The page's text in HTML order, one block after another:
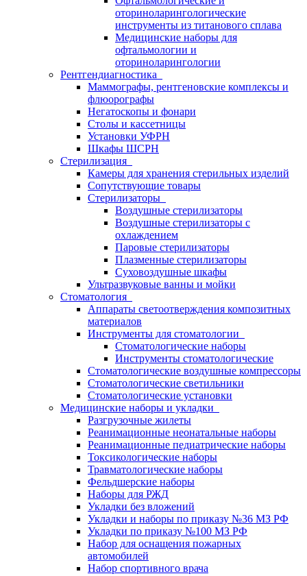
оториноларингологические
инструменты из титанового сплава
Медицинские наборы для
офтальмологии и
оториноларингологии
Рентгендиагностика
Маммографы, рентгеновские комплексы и
флюорографы
Негатоскопы и фонари
Столы и кассетницы
Установки УФРН
Шкафы ШСРН
Стерилизация
Камеры для хранения стерильных изделий
Сопутствующие товары
Стерилизаторы
Воздушные стерилизаторы
Воздушные стерилизаторы с
охлаждением
Паровые стерилизаторы
Плазменные стерилизаторы
Суховоздушные шкафы
Ультразвуковые ванны и мойки
Стоматология
Аппараты светоотверждения композитных
материалов
Инструменты для стоматологии
Стоматологические наборы
Инструменты стоматологические
Стоматологические воздушные компрессоры
Стоматологические светильники
Стоматологические установки
Медицинские наборы и укладки
Разгрузочные жилеты
Реанимационные неонатальные наборы
Реанимационные педиатрические наборы
Токсикологические наборы
Травматологические наборы
Фельдшерские наборы
Наборы для РЖД
Укладки без вложений
Укладки и наборы по приказу №36 МЗ РФ
Укладки по приказу №100 МЗ РФ
Набор для оснащения пожарных
автомобилей
Набор спортивного врача